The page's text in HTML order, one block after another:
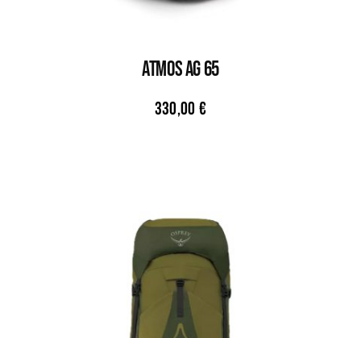
ATMOS AG 65
330,00 €